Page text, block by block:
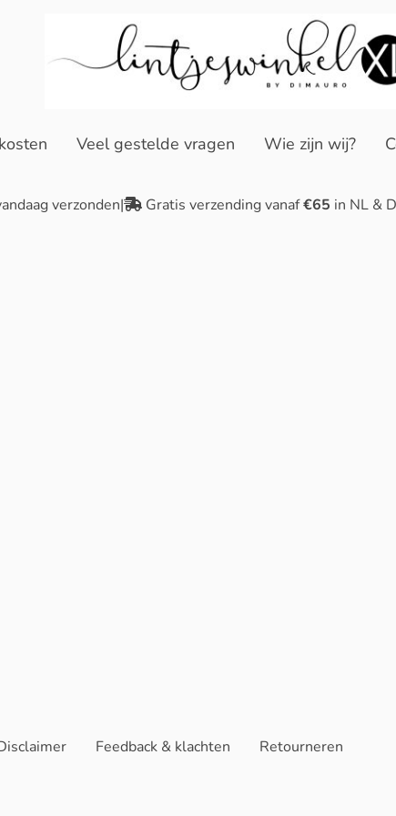
Veel gestelde vragen Wie zijn wij?
verzonden| Gratis verzending vanaf€65 in NL &
Feedback & klachten
Retourneren